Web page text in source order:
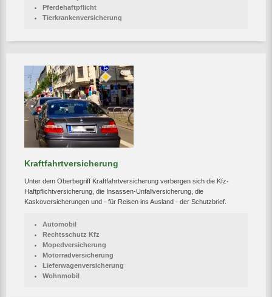
Pferdehaftpflicht
Tierkrankenversicherung
Kraftfahrtversicherung
Unter dem Oberbegriff Kraftfahrtversicherung verbergen sich die Kfz-
Haftpflichtversicherung, die Insassen-Unfallversicherung, die
Kaskoversicherungen und - für Reisen ins Ausland - der Schutzbrief.
Automobil
Rechtsschutz Kfz
Mopedversicherung
Motorradversicherung
Lieferwagenversicherung
Wohnmobil